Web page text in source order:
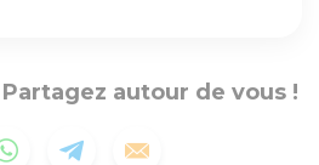
autour de vous !